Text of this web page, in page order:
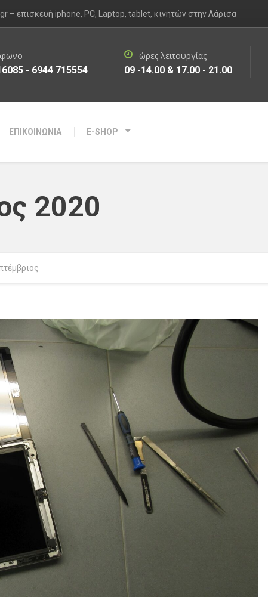
– επισκευή iphone, PC, Laptop, tablet, κινητών στην Λάρισα
ΕΠΙΚΟΙΝΩΝΙΑ E-SHOP
- 6944 715554
ώρες λειτουργίας
09 -14.00 & 17.00 - 21.00
2020